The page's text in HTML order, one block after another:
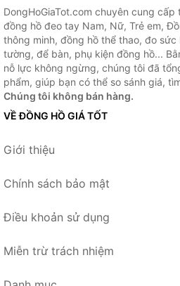
DongHoGiaTot.com chuyên cung
đồng hồ đeo tay Nam, Nữ, Trẻ em,
thông minh, đồng hồ thể thao, đo
tường, để bàn, phụ kiện đồng hồ...
nỗ lực không ngừng, chúng tôi đã
phẩm, giúp bạn có thể so sánh giá,
Chúng tôi không bán hàng.
VỀ ĐỒNG HỒ GIÁ TỐT
Giới thiệu
Chính sách bảo mật
Điều khoản sử dụng
Miễn trừ trách nhiệm